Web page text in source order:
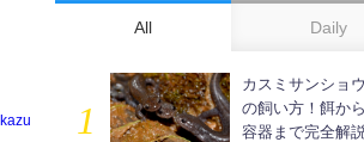
kazu
All Daily
カスミサンショ
の飼い方！餌か
容器まで完全解